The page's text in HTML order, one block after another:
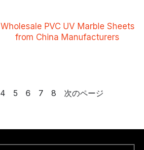
Wholesale PVC UV Marble Sheets
from China Manufacturers
4 5 6 7 8 次のページ